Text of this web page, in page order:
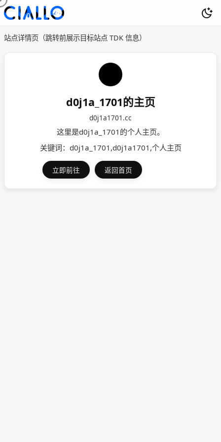
站点详情页（跳转前展示目标站点 TDK 信息）
d0j1a_1701的主页
d0j1a1701.cc
这里是d0j1a_1701的个人主页。
关键词：d0j1a_1701,d0j1a1701,个人主页
立即前往 返回首页